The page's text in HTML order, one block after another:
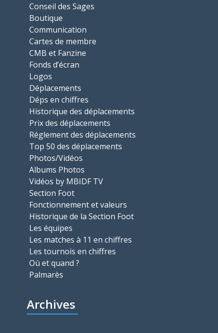
Conseil des Sages
Boutique
Communication
Cartes de membre
CMB et Fanzine
Fonds d’écran
Logos
Déplacements
Déps en chiffres
Historique des déplacements
Prix des déplacements
Réglement des déplacements
Top 50 des déplacements
Photos/Vidéos
Albums Photos
Vidéos by MBIDF TV
Section Foot
Fonctionnement et valeurs
Historique de la Section Foot
Les équipes
Les matches à 11 en chiffres
Les tournois en chiffres
Où et quand ?
Palmarès
Archives